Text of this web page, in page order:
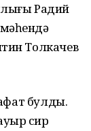
Радий
Толкачев
булды.
сир